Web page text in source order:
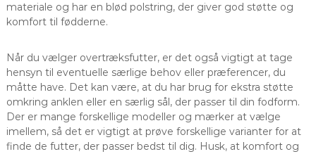
materiale og har en blød polstring, der giver god støtte og
komfort til fødderne.
Når du vælger overtræksfutter, er det også vigtigt at tage
hensyn til eventuelle særlige behov eller præferencer, du
måtte have. Det kan være, at du har brug for ekstra støtte
omkring anklen eller en særlig sål, der passer til din fodform.
Der er mange forskellige modeller og mærker at vælge
imellem, så det er vigtigt at prøve forskellige varianter for at
finde de futter, der passer bedst til dig. Husk, at komfort og